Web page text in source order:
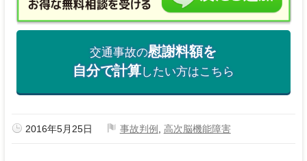
交通事故の慰謝料額を
自分で計算したい方はこちら
2016年5月25日 事故判例 高次脳機能障害